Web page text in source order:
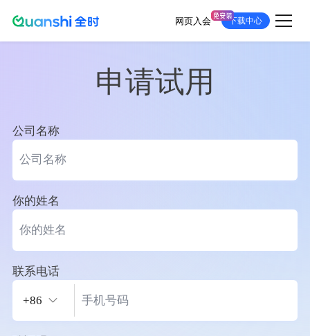
网页入会 下载中心